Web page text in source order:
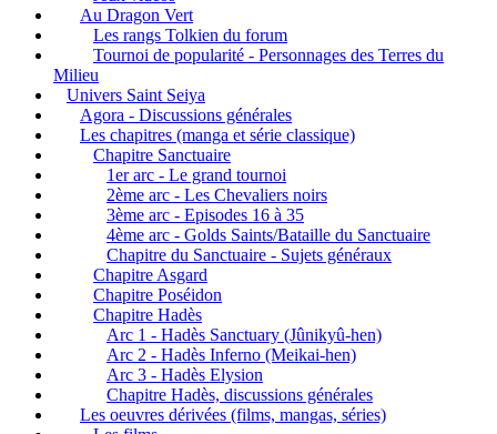
Au Dragon Vert
Les rangs Tolkien du forum
Tournoi de popularité - Personnages des Terres du
Milieu
Univers Saint Seiya
Agora - Discussions générales
Les chapitres (manga et série classique)
Chapitre Sanctuaire
1er arc - Le grand tournoi
2ème arc - Les Chevaliers noirs
3ème arc - Episodes 16 à 35
4ème arc - Golds Saints/Bataille du Sanctuaire
Chapitre du Sanctuaire - Sujets généraux
Chapitre Asgard
Chapitre Poséidon
Chapitre Hadès
Arc 1 - Hadès Sanctuary (Jûnikyû-hen)
Arc 2 - Hadès Inferno (Meikai-hen)
Arc 3 - Hadès Elysion
Chapitre Hadès, discussions générales
Les oeuvres dérivées (films, mangas, séries)